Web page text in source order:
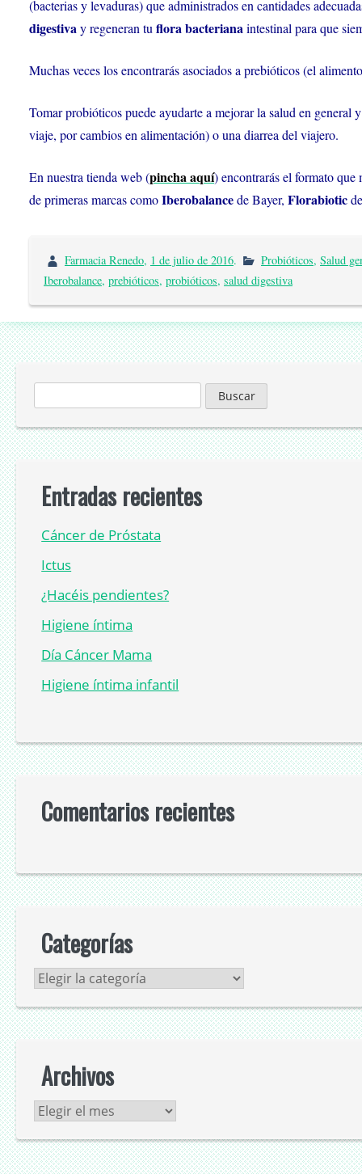
(bacterias y levaduras) que administrados en cantidades
digestivay regeneran tu flora bacterianaintestinal para que
Muchas veces los encontrarás asociados a prebióticos (el
Tomar probióticos puede ayudarte a mejorar la salud en
viaje, por cambios en alimentación) o una diarrea del viajero.
En nuestra tienda web (pincha aquí) encontrarás el formato que
de primeras marcas comoIberobalancede Bayer, Florabiotic
Farmacia Renedo, 1 de julio de 2016. Probióticos, Salud
Iberobalance, prebióticos, probióticos, salud digestiva
Entradas recientes
Cáncer de Próstata
Ictus
¿Hacéis pendientes?
Higiene íntima
Día Cáncer Mama
Higiene íntima infantil
Comentarios recientes
Categorías
Categorías
Archivos
Archivos